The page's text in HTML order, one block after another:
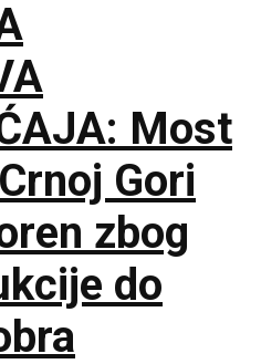
Most
Gori
zbog
do